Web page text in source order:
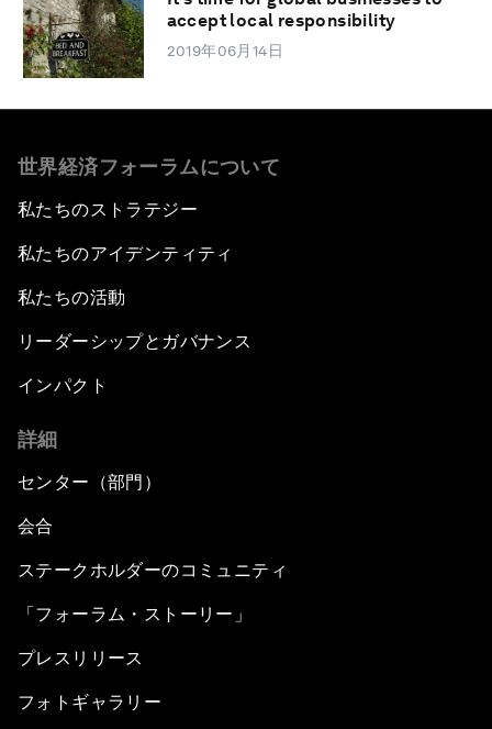
accept local responsibility
2019年06月14日
世界経済フォーラムについて
私たちのストラテジー
私たちのアイデンティティ
私たちの活動
リーダーシップとガバナンス
インパクト
詳細
センター（部門）
会合
ステークホルダーのコミュニティ
「フォーラム・ストーリー」
プレスリリース
フォトギャラリー